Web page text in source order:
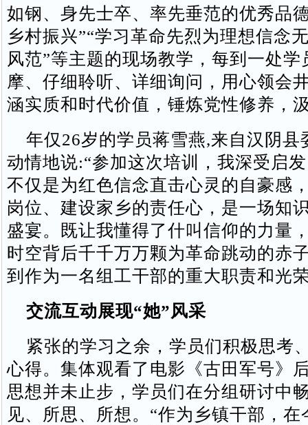
如钢、身先士卒、率先垂范的优秀品
乡村振兴”“学习革命先烈为理想信念
风范”等主题的现场教学，每到一处学
摩、仔细聆听、详细询问，用心领会
涵实质和时代价值，锤炼党性修养，
年仅26岁的学员蒋雪燕,来自汉阴县
动情地说:“参加这次培训，我深受启
不仅是为红色信念直击心灵的自豪感
岗位、建设家乡的责任心，是一场知
盛宴。既让我懂得了什叫信仰的力量
时空背后千千万万颗为革命跳动的赤
到作为一名组工干部的重大职责和光
交流互动展现“她”风采
紧张的学习之余，学员们积极思考
心得。集体观看了电影《古田军号》
思想并未止步，学员们在分组研讨中
见、所思、所想。“作为乡镇干部，在